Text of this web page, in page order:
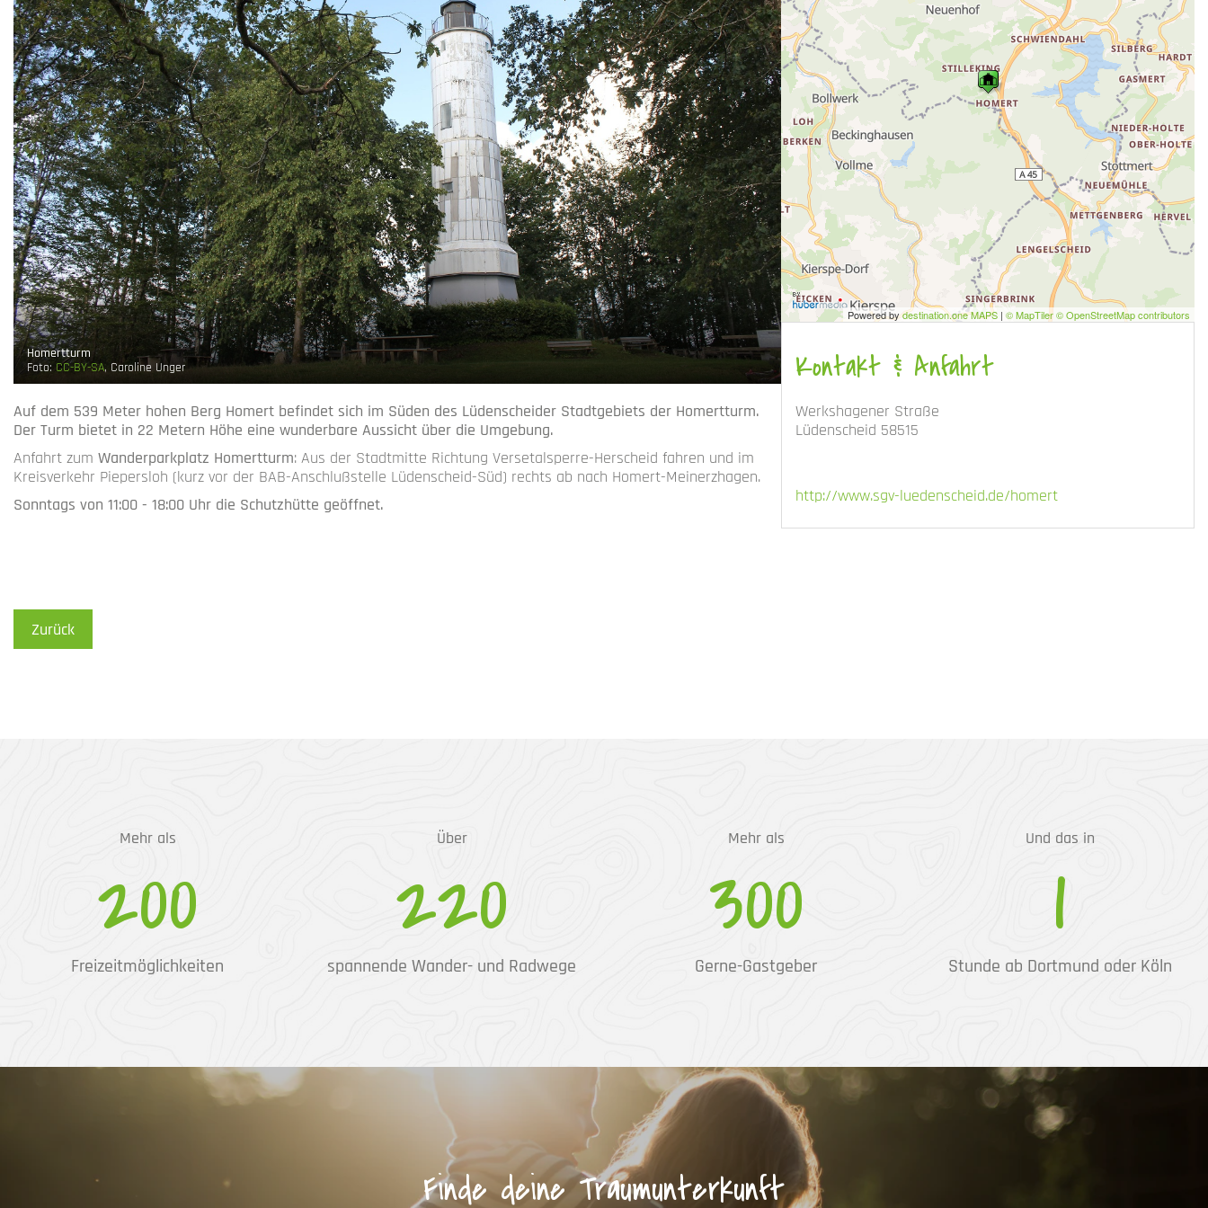
Homertturm
Foto: CC-BY-SA, Caroline Unger
Auf dem 539 Meter hohen Berg Homert befindet sich im Süden des Lüdenscheider Stadtgebiets der Homertturm.
Der Turm bietet in 22 Metern Höhe eine wunderbare Aussicht über die Umgebung.
Anfahrt zum Wanderparkplatz Homertturm: Aus der Stadtmitte Richtung Versetalsperre-Herscheid fahren und im
Kreisverkehr Piepersloh (kurz vor der BAB-Anschlußstelle Lüdenscheid-Süd) rechts ab nach Homert-Meinerzhagen.
Sonntags von 11:00 - 18:00 Uhr die Schutzhütte geöffnet.
Powered bydestination.one MAPS| © MapTiler © OpenStreetMap contributors
Kontakt & Anfahrt
Werkshagener Straße
Lüdenscheid 58515
http://www.sgv-luedenscheid.de/homert
Zurück
Mehr als
200
Freizeitmöglichkeiten
Über
220
spannende Wander- und Radwege
Mehr als
300
Gerne-Gastgeber
Und das in
1
Stunde ab Dortmund oder Köln
Finde deine Traumunterkunft